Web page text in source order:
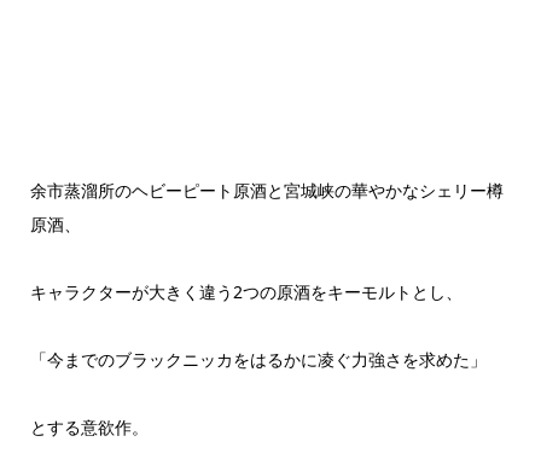
余市蒸溜所のヘビーピート原酒と宮城峡の華やかなシェリー樽
原酒、
キャラクターが大きく違う2つの原酒をキーモルトとし、
「今までのブラックニッカをはるかに凌ぐ力強さを求めた」
とする意欲作。